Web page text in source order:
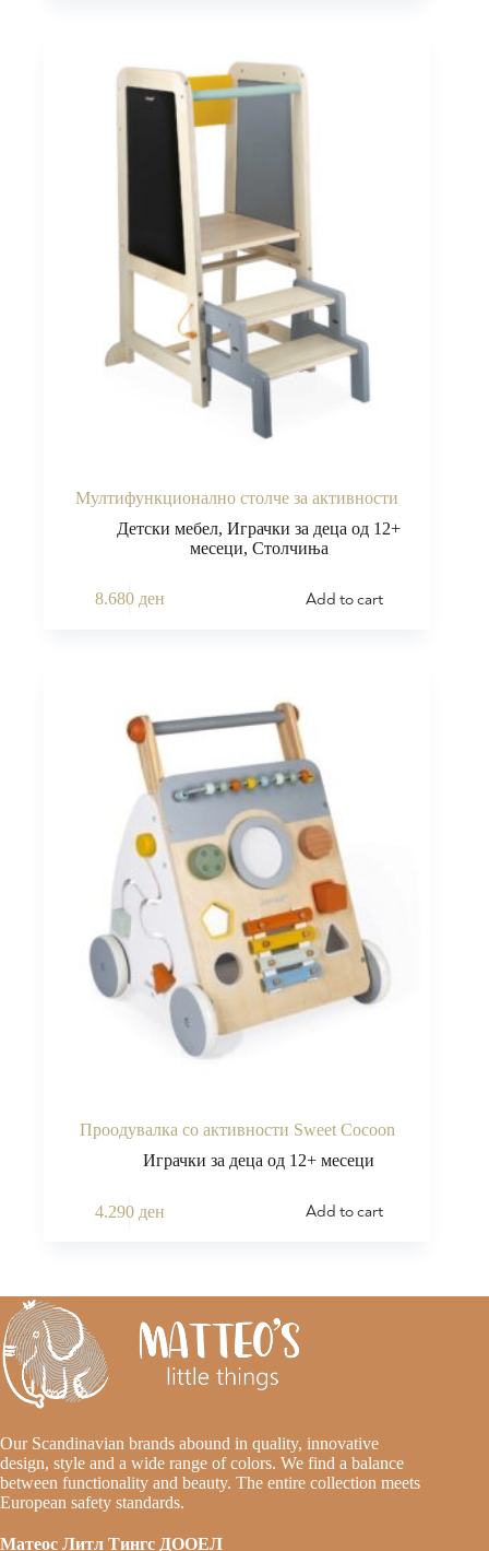
Мултифункционално столче за активности
Детски мебел,Играчки за деца од 12+
месеци, Столчиња
8.680 ден Add to cart
Проодувалка со активности Sweet Cocoon
Играчки за деца од 12+ месеци
4.290 ден Add to cart
Our Scandinavian brands abound in quality, innovative
design, style and a wide range of colors. We find a balance
between functionality and beauty. The entire collection meets
European safety standards.
Матеос Литл Тингс ДООЕЛ